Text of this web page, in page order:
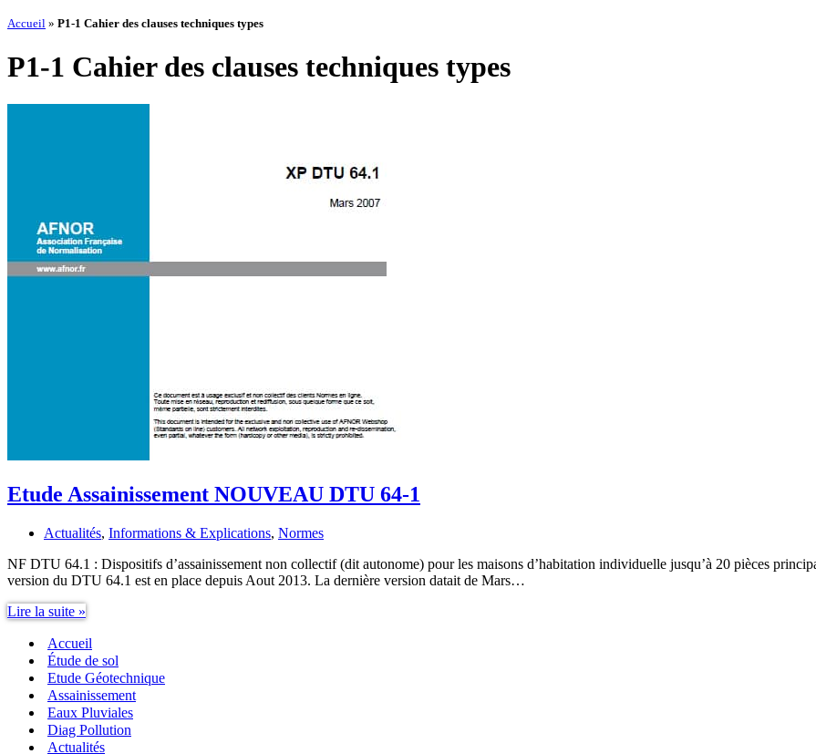
Accueil » P1-1 Cahier des clauses techniques types
P1-1 Cahier des clauses techniques types
Etude Assainissement NOUVEAU DTU 64-1
Actualités, Informations & Explications, Normes
NF DTU 64.1 : Dispositifs d’assainissement non collectif (dit autonome) pour les maisons d’habitation individuelle jusqu’à 20 pièces
version du DTU 64.1 est en place depuis Aout 2013. La dernière version datait de Mars…
Lire la suite »
NOUVEAU
DTU
64-
1
Accueil
Étude de sol
Etude Géotechnique
Assainissement
Eaux Pluviales
Diag Pollution
Actualités